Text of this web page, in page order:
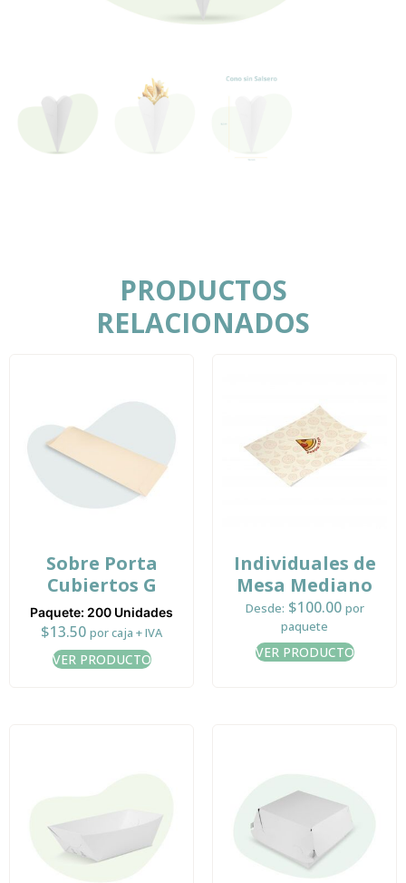
PRODUCTOS
RELACIONADOS
Sobre Porta
Cubiertos G
Paquete: 200 Unidades
$13.50 por caja + IVA
VER PRODUCTO
Individuales de
Mesa Mediano
Desde: $100.00 por
paquete
VER PRODUCTO